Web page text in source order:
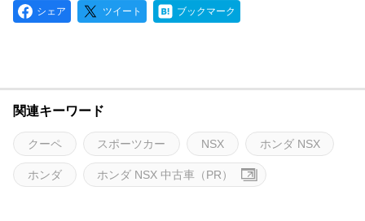
シェア ツイート ブックマーク
関連キーワード
クーペ スポーツカー NSX ホンダ NSX
ホンダ ホンダ NSX 中古車（PR）